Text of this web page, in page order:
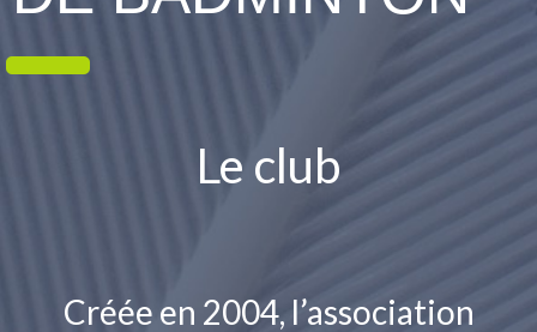
Le club
Créée en 2004, l’association